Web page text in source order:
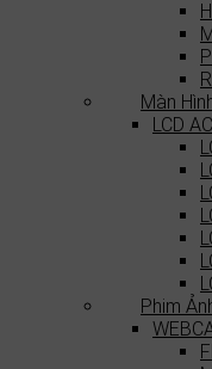
Màn
LCD
Phim